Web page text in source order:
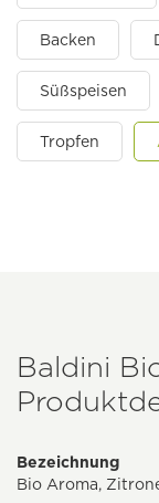
Backen
Süßspeisen
Tropfen
Baldini
Bezeichnung
Bio Aroma,